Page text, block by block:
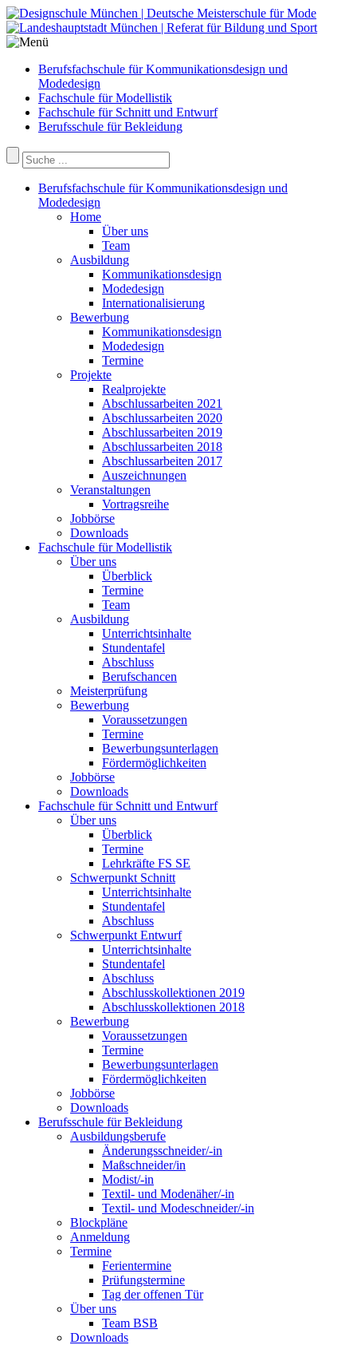
Berufsfachschule für Kommunikationsdesign und
Modedesign
Fachschule für Modellistik
Fachschule für Schnitt und Entwurf
Berufsschule für Bekleidung
Berufsfachschule für Kommunikationsdesign und
Modedesign
Home
Über uns
Team
Ausbildung
Kommunikationsdesign
Modedesign
Internationalisierung
Bewerbung
Kommunikationsdesign
Modedesign
Termine
Projekte
Realprojekte
Abschlussarbeiten 2021
Abschlussarbeiten 2020
Abschlussarbeiten 2019
Abschlussarbeiten 2018
Abschlussarbeiten 2017
Auszeichnungen
Veranstaltungen
Vortragsreihe
Jobbörse
Downloads
Fachschule für Modellistik
Über uns
Überblick
Termine
Team
Ausbildung
Unterrichtsinhalte
Stundentafel
Abschluss
Berufschancen
Meisterprüfung
Bewerbung
Voraussetzungen
Termine
Bewerbungsunterlagen
Fördermöglichkeiten
Jobbörse
Downloads
Fachschule für Schnitt und Entwurf
Über uns
Überblick
Termine
Lehrkräfte FS SE
Schwerpunkt Schnitt
Unterrichtsinhalte
Stundentafel
Abschluss
Schwerpunkt Entwurf
Unterrichtsinhalte
Stundentafel
Abschluss
Abschlusskollektionen 2019
Abschlusskollektionen 2018
Bewerbung
Voraussetzungen
Termine
Bewerbungsunterlagen
Fördermöglichkeiten
Jobbörse
Downloads
Berufsschule für Bekleidung
Ausbildungsberufe
Änderungsschneider/-in
Maßschneider/in
Modist/-in
Textil- und Modenäher/-in
Textil- und Modeschneider/-in
Blockpläne
Anmeldung
Termine
Ferientermine
Prüfungstermine
Tag der offenen Tür
Über uns
Team BSB
Downloads